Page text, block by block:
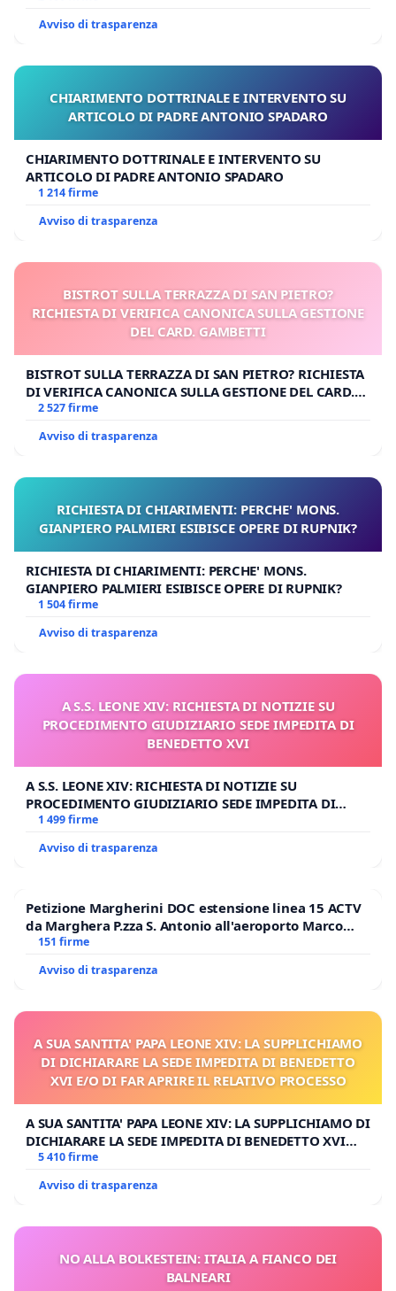
Avviso di trasparenza
CHIARIMENTO DOTTRINALE E INTERVENTO SU
ARTICOLO DI PADRE ANTONIO SPADARO
CHIARIMENTO DOTTRINALE E INTERVENTO SU
ARTICOLO DI PADRE ANTONIO SPADARO
1 214 firme
Avviso di trasparenza
BISTROT SULLA TERRAZZA DI SAN PIETRO?
RICHIESTA DI VERIFICA CANONICA SULLA GESTIONE
DEL CARD. GAMBETTI
BISTROT SULLA TERRAZZA DI SAN PIETRO? RICHIESTA
DI VERIFICA CANONICA SULLA GESTIONE DEL CARD.
GAMBETTI
2 527 firme
Avviso di trasparenza
RICHIESTA DI CHIARIMENTI: PERCHE' MONS.
GIANPIERO PALMIERI ESIBISCE OPERE DI RUPNIK?
RICHIESTA DI CHIARIMENTI: PERCHE' MONS.
GIANPIERO PALMIERI ESIBISCE OPERE DI RUPNIK?
1 504 firme
Avviso di trasparenza
A S.S. LEONE XIV: RICHIESTA DI NOTIZIE SU
PROCEDIMENTO GIUDIZIARIO SEDE IMPEDITA DI
BENEDETTO XVI
A S.S. LEONE XIV: RICHIESTA DI NOTIZIE SU
PROCEDIMENTO GIUDIZIARIO SEDE IMPEDITA DI
BENEDETTO XVI
1 499 firme
Avviso di trasparenza
Petizione Margherini DOC estensione linea 15 ACTV
da Marghera P.zza S. Antonio all'aeroporto Marco
Polo tariffa a € 1,50
151 firme
Avviso di trasparenza
A SUA SANTITA' PAPA LEONE XIV: LA SUPPLICHIAMO
DI DICHIARARE LA SEDE IMPEDITA DI BENEDETTO
XVI E/O DI FAR APRIRE IL RELATIVO PROCESSO
A SUA SANTITA' PAPA LEONE XIV: LA SUPPLICHIAMO DI
DICHIARARE LA SEDE IMPEDITA DI BENEDETTO XVI
E/O DI FAR APRIRE IL RELATIVO PROCESSO
5 410 firme
Avviso di trasparenza
NO ALLA BOLKESTEIN: ITALIA A FIANCO DEI
BALNEARI